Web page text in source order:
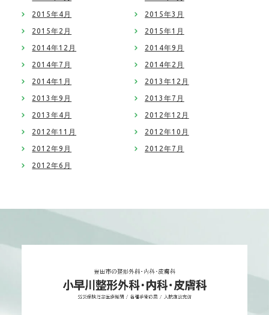
2015年4月 2015年3月
2015年2月 2015年1月
2014年12月 2014年9月
2014年7月 2014年2月
2014年1月 2013年12月
2013年9月 2013年7月
2013年4月 2012年12月
2012年11月 2012年10月
2012年9月 2012年7月
2012年6月